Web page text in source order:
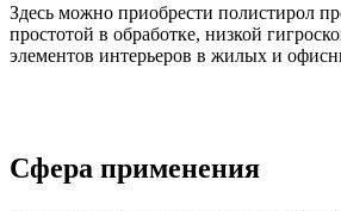
Здесь можно приобрести полистирол
простотой в обработке, низкой
элементов интерьеров в жилых и
Сфера применения